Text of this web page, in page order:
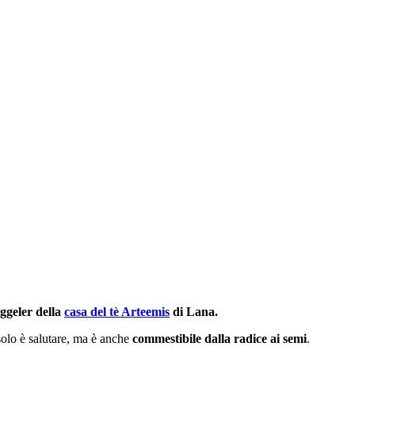
della casa del tè Arteemis di Lana.
è salutare, ma è anche commestibile dalla radice ai semi.